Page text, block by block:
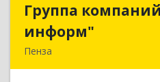
Группа
информ"
Пенза
Группа